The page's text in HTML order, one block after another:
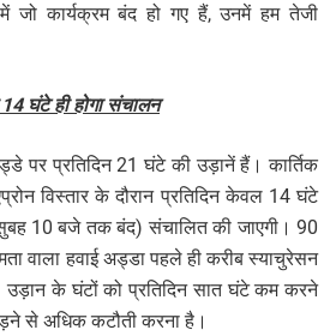
में जो कार्यक्रम बंद हो गए हैं, उनमें हम तेजी
घंटे ही होगा संचालन
पर प्रतिदिन 21 घंटे की उड़ानें हैं। कार्तिक
विस्तार के दौरान प्रतिदिन केवल 14 घंटे
10 बजे तक बंद) संचालित की जाएगी। 90
वाला हवाई अड्डा पहले ही करीब स्याचुरेसन
के घंटों को प्रतिदिन सात घंटे कम करने
से अधिक कटौती करना है।